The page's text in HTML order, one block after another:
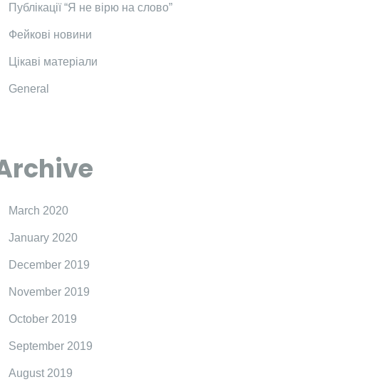
Публікації “Я не вірю на слово”
Фейкові новини
Цікаві матеріали
General
March 2020
January 2020
December 2019
November 2019
October 2019
September 2019
August 2019